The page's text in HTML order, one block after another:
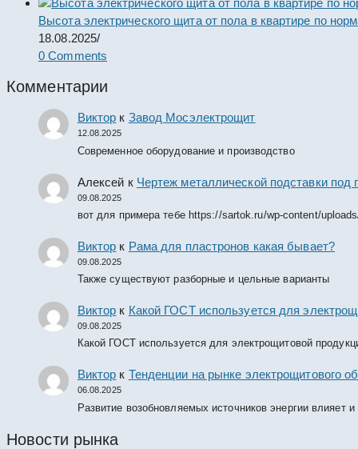
Высота электрического щита от пола в квартире по
18.08.2025/
0 Comments
Комментарии
Виктор к Завод Мосэлектрощит
12.08.2025
Современное оборудование и производство
Алексей к Чертеж металлической подставки
09.08.2025
вот для примера тебе https://sartok.ru/wp-content/
Виктор к Рама для пластронов какая бывает?
09.08.2025
Также существуют разборные и цельные варианты
Виктор к Какой ГОСТ используется для
09.08.2025
Какой ГОСТ используется для электрощитовой
Виктор к Тенденции на рынке электрощитового
06.08.2025
Развитие возобновляемых источников энергии влияет
Новости рынка